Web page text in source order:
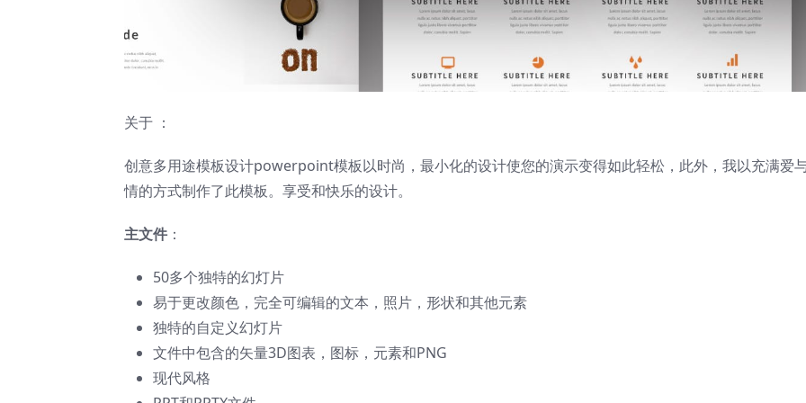
关于 ：
创意多用途模板设计powerpoint模板以时尚，最小化的设计使您的演示变得如此轻松，此外，我以充满爱
情的方式制作了此模板。享受和快乐的设计。
主文件 ：
50多个独特的幻灯片
易于更改颜色，完全可编辑的文本，照片，形状和其他元素
独特的自定义幻灯片
文件中包含的矢量3D图表，图标，元素和PNG
现代风格